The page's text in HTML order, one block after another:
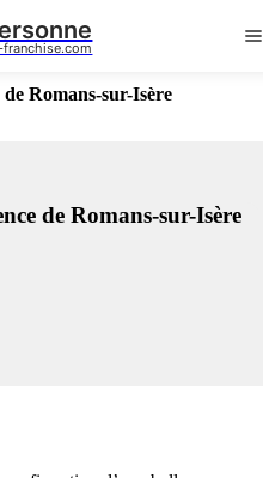
Romans-sur-Isère
de Romans-sur-Isère